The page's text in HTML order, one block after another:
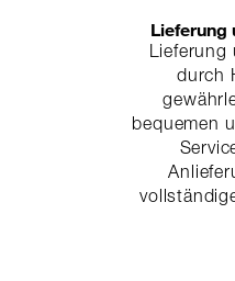
Lieferung
Lieferung
durch
bequemen